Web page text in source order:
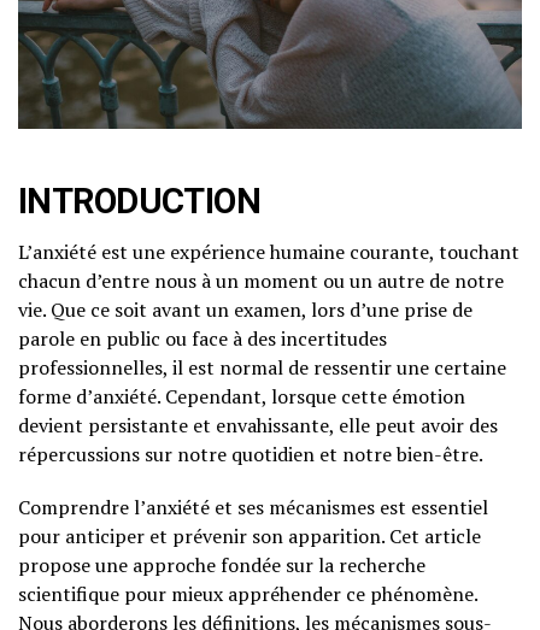
INTRODUCTION
L’anxiété est une expérience humaine courante, touchant
chacun d’entre nous à un moment ou un autre de notre
vie. Que ce soit avant un examen, lors d’une prise de
parole en public ou face à des incertitudes
professionnelles, il est normal de ressentir une certaine
forme d’anxiété. Cependant, lorsque cette émotion
devient persistante et envahissante, elle peut avoir des
répercussions sur notre quotidien et notre bien-être.
Comprendre l’anxiété et ses mécanismes est essentiel
pour anticiper et prévenir son apparition. Cet article
propose une approche fondée sur la recherche
scientifique pour mieux appréhender ce phénomène.
Nous aborderons les définitions, les mécanismes sous-